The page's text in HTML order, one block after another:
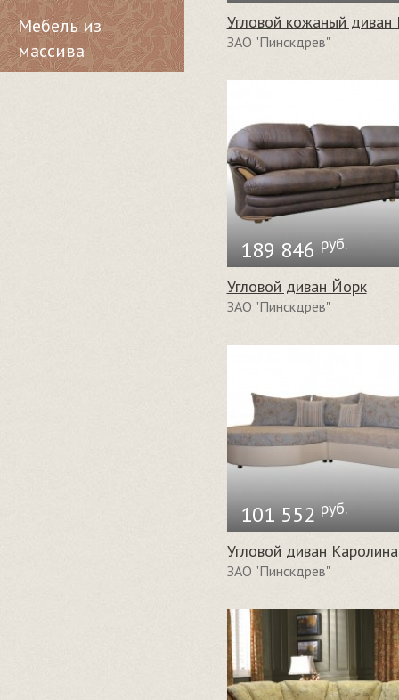
Угловой кожаный диван
ЗАО "Пинскдрев"
189 846 руб.
Угловой диван Йорк
ЗАО "Пинскдрев"
101 552 руб.
Угловой диван Каролина
ЗАО "Пинскдрев"
Мебель из
массива